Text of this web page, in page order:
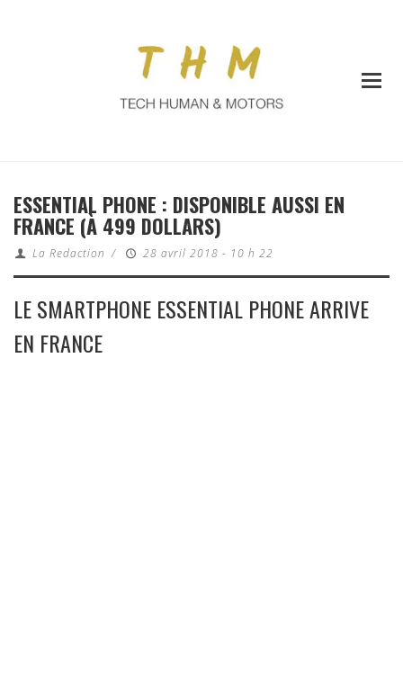
ESSENTIAL PHONE : DISPONIBLE AUSSI EN
FRANCE (À 499 DOLLARS)
La Redaction / 28 avril 2018 - 10 h 22
LE SMARTPHONE ESSENTIAL PHONE ARRIVE
EN FRANCE